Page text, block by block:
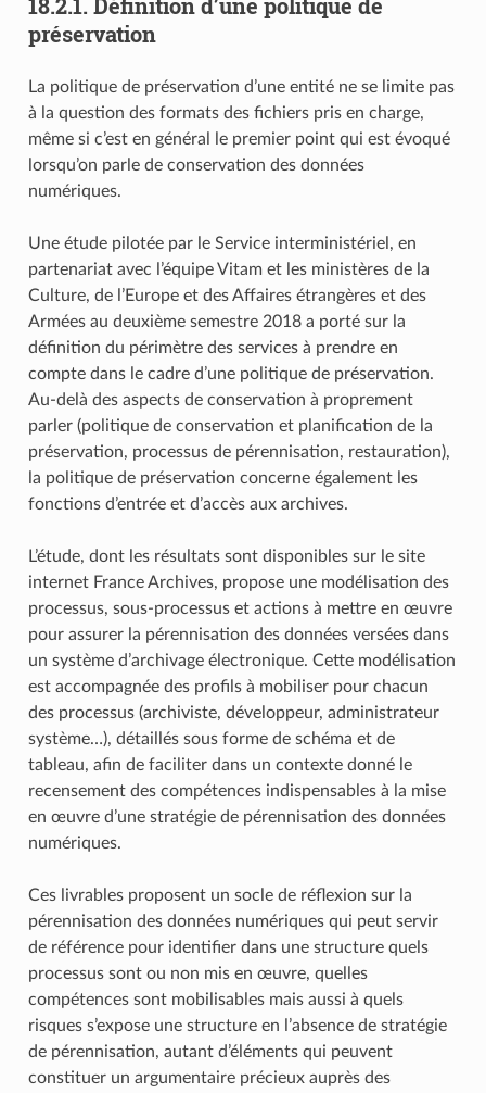
préservation
La politique de préservation d’une entité ne se limite pas
à la question des formats des fichiers pris en charge,
même si c’est en général le premier point qui est évoqué
lorsqu’on parle de conservation des données
numériques.
Une étude pilotée par le Service interministériel, en
partenariat avec l’équipe Vitam et les ministères de la
Culture, de l’Europe et des Affaires étrangères et des
Armées au deuxième semestre 2018 a porté sur la
définition du périmètre des services à prendre en
compte dans le cadre d’une politique de préservation.
Au-delà des aspects de conservation à proprement
parler (politique de conservation et planification de la
préservation, processus de pérennisation, restauration),
la politique de préservation concerne également les
fonctions d’entrée et d’accès aux archives.
L’étude, dont les résultats sont disponibles sur le site
internet France Archives, propose une modélisation des
processus, sous-processus et actions à mettre en œuvre
pour assurer la pérennisation des données versées dans
un système d’archivage électronique. Cette modélisation
est accompagnée des profils à mobiliser pour chacun
des processus (archiviste, développeur, administrateur
système…), détaillés sous forme de schéma et de
tableau, afin de faciliter dans un contexte donné le
recensement des compétences indispensables à la mise
en œuvre d’une stratégie de pérennisation des données
numériques.
Ces livrables proposent un socle de réflexion sur la
pérennisation des données numériques qui peut servir
de référence pour identifier dans une structure quels
processus sont ou non mis en œuvre, quelles
compétences sont mobilisables mais aussi à quels
risques s’expose une structure en l’absence de stratégie
de pérennisation, autant d’éléments qui peuvent
constituer un argumentaire précieux auprès des